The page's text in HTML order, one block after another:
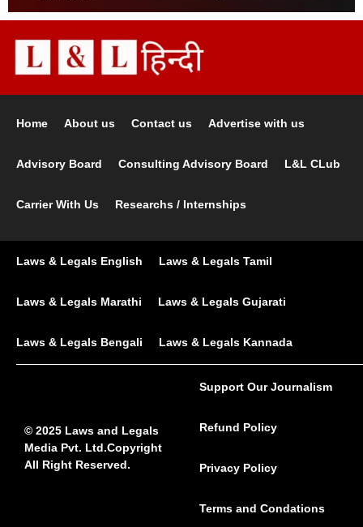
Home About us Contact us Advertise with us
Advisory Board Consulting Advisory Board L&L CLub
Carrier With Us Researchs / Internships
Laws & Legals English Laws & Legals Tamil
Laws & Legals Marathi Laws & Legals Gujarati
Laws & Legals Bengali Laws & Legals Kannada
© 2025 Laws and Legals
Media Pvt. Ltd.Copyright
All Right Reserved.
Support Our Journalism
Refund Policy
Privacy Policy
Terms and Condations